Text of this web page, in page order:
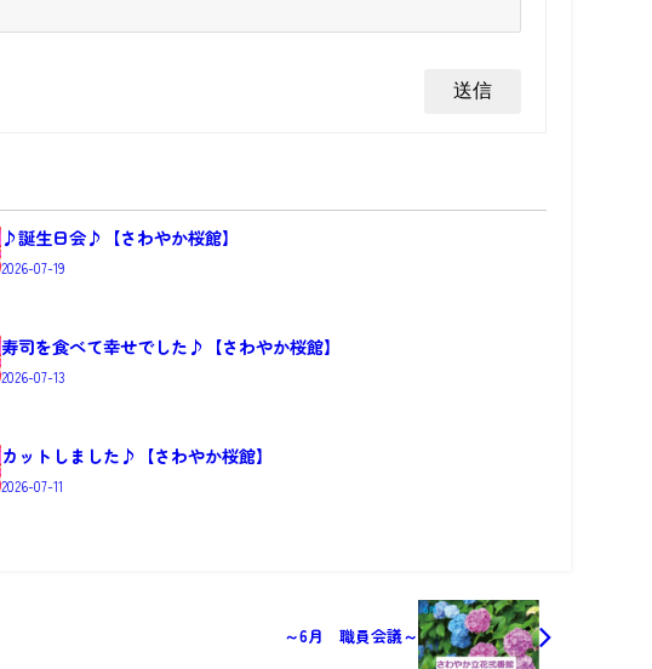
♪誕生日会♪【さわやか桜館】
2026-07-19
寿司を食べて幸せでした♪【さわやか桜館】
2026-07-13
カットしました♪【さわやか桜館】
2026-07-11
～6月 職員会議～